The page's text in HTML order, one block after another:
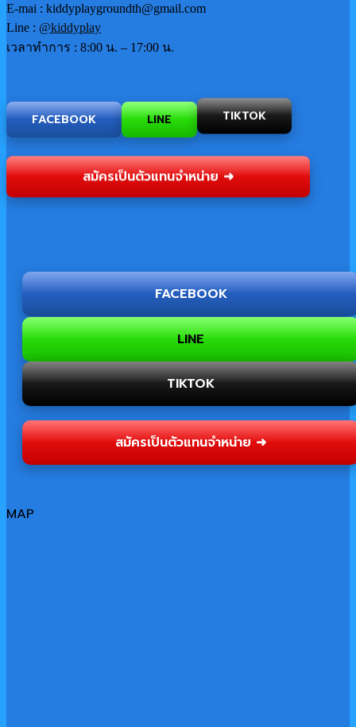
E-mai : kiddyplaygroundth@gmail.com
Line : @kiddyplay
เวลาทำการ : 8:00 น. – 17:00 น.
FACEBOOK LINE TIKTOK
สมัครเป็นตัวแทนจำหน่าย ➜
FACEBOOK
LINE
TIKTOK
สมัครเป็นตัวแทนจำหน่าย ➜
MAP